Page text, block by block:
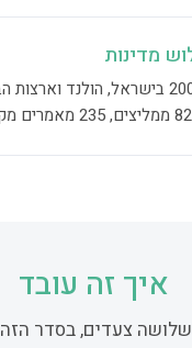
פועלים מאז 2008 בישראל, הולנד
איך זה עובד
שלושה צעדים, בסדר